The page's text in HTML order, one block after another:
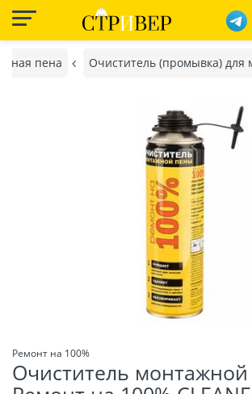
пена Очиститель (промывка)
Ремонт на 100%
Очиститель